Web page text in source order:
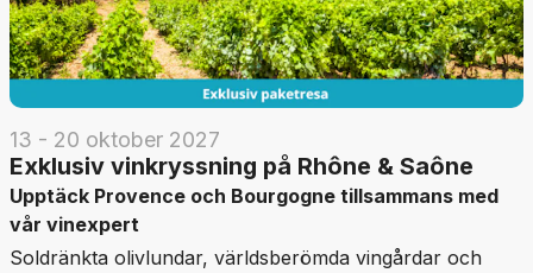
13 - 20 oktober 2027
Exklusiv vinkryssning på Rhône & Saône
Upptäck Provence och Bourgogne tillsammans med
vår vinexpert
Soldränkta olivlundar, världsberömda vingårdar och